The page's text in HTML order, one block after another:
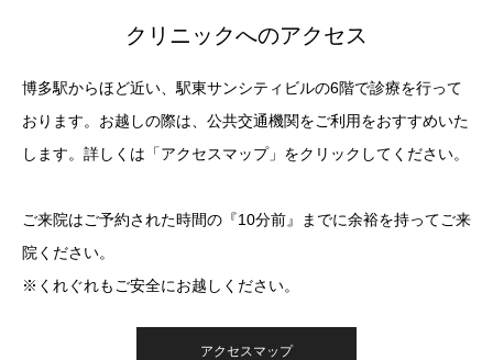
クリニックへのアクセス
博多駅からほど近い、駅東サンシティビルの6階で診療を行って
おります。お越しの際は、公共交通機関をご利用をおすすめいた
します。詳しくは「アクセスマップ」をクリックしてください。
ご来院はご予約された時間の『10分前』までに余裕を持ってご来
院ください。
※くれぐれもご安全にお越しください。
アクセスマップ